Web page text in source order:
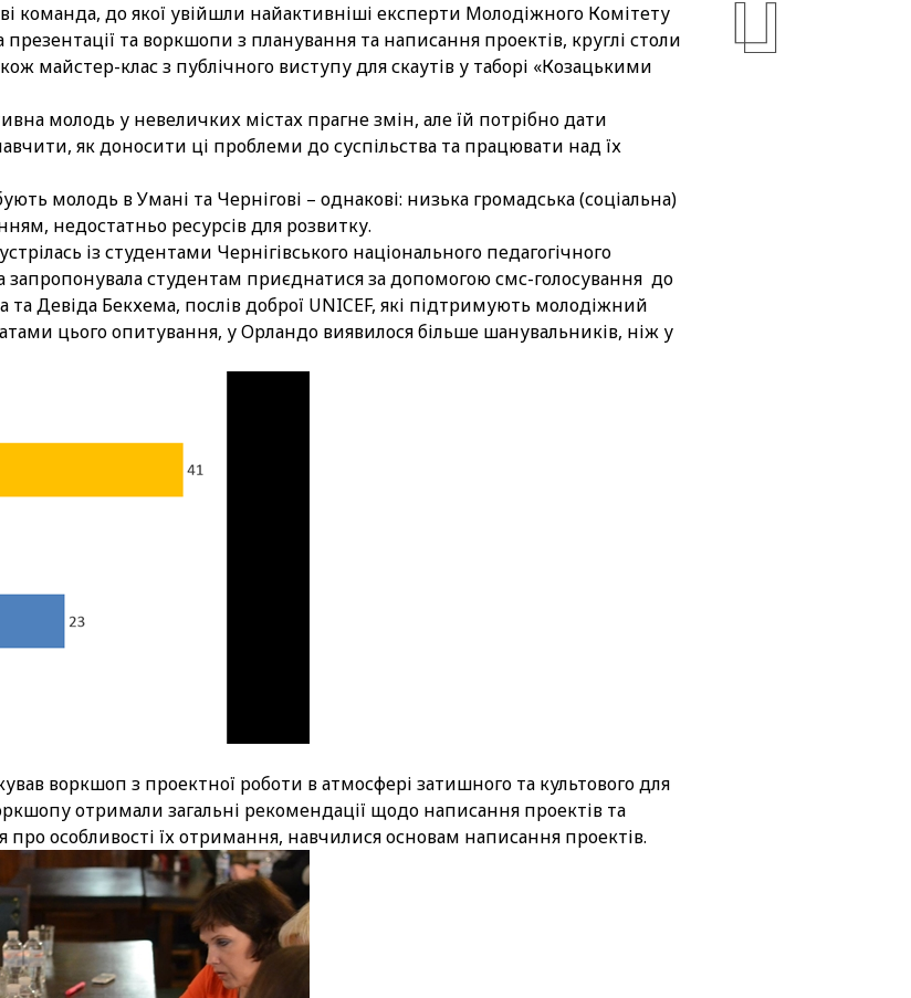
команда, до якої увійшли найактивніші експерти Молодіжного Комітету
та воркшопи з планування та написання проектів, круглі столи
майстер-клас з публічного виступу для скаутів у таборі «Козацькими
молодь у невеличких містах прагне змін, але їй потрібно дати
як доносити ці проблеми до суспільства та працювати над їх
молодь в Умані та Чернігові – однакові: низька громадська (соціальна)
недостатньо ресурсів для розвитку.
із студентами Чернігівського національного педагогічного
запропонувала студентам приєднатися за допомогою смс-голосування до
Девіда Бекхема, послів доброї UNICEF, які підтримують молодіжний
цього опитування, у Орландо виявилося більше шанувальників, ніж у
воркшоп з проектної роботи в атмосфері затишного та культового для
отримали загальні рекомендації щодо написання проектів та
про особливості їх отримання, навчилися основам написання проектів.